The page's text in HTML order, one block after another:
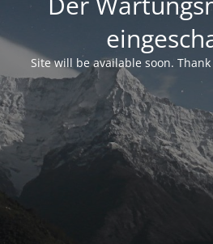
Site will be available soon.